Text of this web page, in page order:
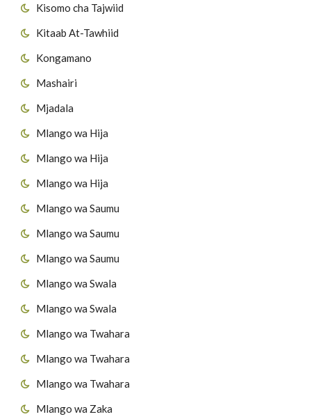
Kisomo cha Tajwiid
Kitaab At-Tawhiid
Kongamano
Mashairi
Mjadala
Mlango wa Hija
Mlango wa Hija
Mlango wa Hija
Mlango wa Saumu
Mlango wa Saumu
Mlango wa Saumu
Mlango wa Swala
Mlango wa Swala
Mlango wa Twahara
Mlango wa Twahara
Mlango wa Twahara
Mlango wa Zaka